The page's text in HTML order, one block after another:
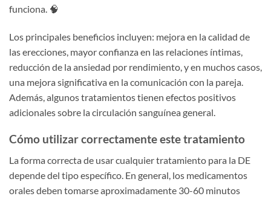
funciona. 🧠
Los principales beneficios incluyen: mejora en la calidad de
las erecciones, mayor confianza en las relaciones íntimas,
reducción de la ansiedad por rendimiento, y en muchos casos,
una mejora significativa en la comunicación con la pareja.
Además, algunos tratamientos tienen efectos positivos
adicionales sobre la circulación sanguínea general.
Cómo utilizar correctamente este tratamiento
La forma correcta de usar cualquier tratamiento para la DE
depende del tipo específico. En general, los medicamentos
orales deben tomarse aproximadamente 30-60 minutos